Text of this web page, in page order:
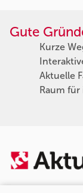
Gute
Kurze
Aktuelle
Raum